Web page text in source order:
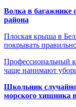
Волка в багажнике
района
Плоская крыша в
покрывать
Профессиональный
чаще нанимают
Школьник
морского хищника